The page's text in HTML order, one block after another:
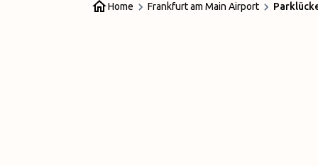
Home Frankfurt am Main Airport